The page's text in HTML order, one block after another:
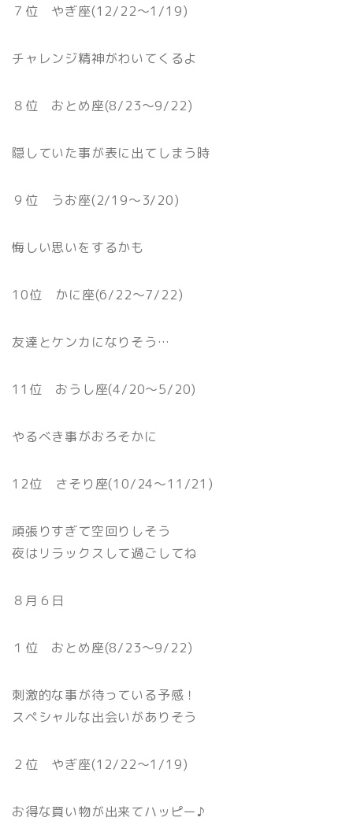
７位 やぎ座(12/22〜1/19)
チャレンジ精神がわいてくるよ
８位 おとめ座(8/23〜9/22)
隠していた事が表に出てしまう時
９位 うお座(2/19〜3/20)
悔しい思いをするかも
10位 かに座(6/22〜7/22)
友達とケンカになりそう…
11位 おうし座(4/20〜5/20)
やるべき事がおろそかに
12位 さそり座(10/24〜11/21)
頑張りすぎて空回りしそう
夜はリラックスして過ごしてね
８月６日
１位 おとめ座(8/23〜9/22)
刺激的な事が待っている予感！
スペシャルな出会いがありそう
２位 やぎ座(12/22〜1/19)
お得な買い物が出来てハッピー♪